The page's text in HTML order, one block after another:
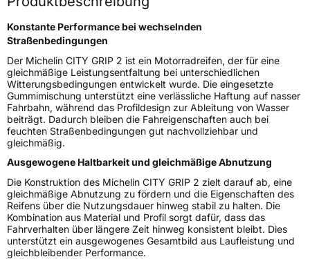
Fahrzeugtyp
Verwendung
Sommerreifen
Modellname
Reifenposition
Front
Motorradtyp
Scooter
Weitere Eigenschaften
Schlauchtyp
TL
Zustand
Neureifen
M+S
Ja
Motorrad Kennzeichnung
M/C
3PMSF / Alpine-Symbol
Nein
Allgemeine Produktsicherheit (GPSR)
Konstante Performance bei wechselnden
Straßenbedingungen
Der Michelin CITY GRIP 2 ist ein Motorradreifen, der für eine
gleichmäßige Leistungsentfaltung bei unterschiedlichen
Witterungsbedingungen entwickelt wurde. Die eingesetzte
Gummimischung unterstützt eine verlässliche Haftung auf nasser
Fahrbahn, während das Profildesign zur Ableitung von Wasser
beiträgt. Dadurch bleiben die Fahreigenschaften auch bei
feuchten Straßenbedingungen gut nachvollziehbar und
gleichmäßig.
Ausgewogene Haltbarkeit und gleichmäßige Abnutzung
Die Konstruktion des Michelin CITY GRIP 2 zielt darauf ab, eine
gleichmäßige Abnutzung zu fördern und die Eigenschaften des
Reifens über die Nutzungsdauer hinweg stabil zu halten. Die
Kombination aus Material und Profil sorgt dafür, dass das
Fahrverhalten über längere Zeit hinweg konsistent bleibt. Dies
unterstützt ein ausgewogenes Gesamtbild aus Laufleistung und
gleichbleibender Performance.